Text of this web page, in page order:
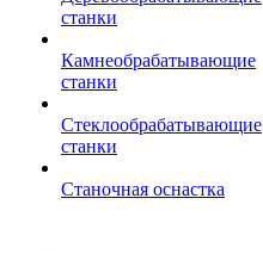
станки
Камнеобрабатывающие
станки
Стеклообрабатывающие
станки
Станочная оснастка